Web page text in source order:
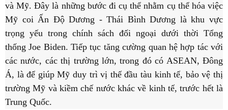
và Mỹ. Đây là những bước đi cụ thể nhằm cụ thể hóa việc
Mỹ coi Ấn Độ Dương - Thái Bình Dương là khu vực
trọng yếu trong chính sách đối ngoại dưới thời Tổng
thống Joe Biden. Tiếp tục tăng cường quan hệ hợp tác với
các nước, các thị trường lớn, trong đó có ASEAN, Đông
Á, là để giúp Mỹ duy trì vị thế đầu tàu kinh tế, bảo vệ thị
trường Mỹ và kiềm chế nước khác về kinh tế, trước hết là
Trung Quốc.